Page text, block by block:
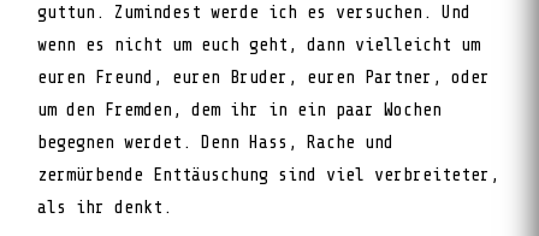
guttun. Zumindest werde ich es versuchen. Und
wenn es nicht um euch geht, dann vielleicht um
euren Freund, euren Bruder, euren Partner, oder
um den Fremden, dem ihr in ein paar Wochen
begegnen werdet. Denn Hass, Rache und
zermürbende Enttäuschung sind viel verbreiteter,
als ihr denkt.